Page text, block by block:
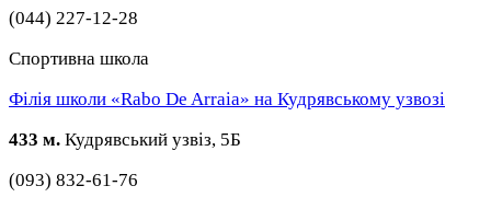
(044) 227-12-28
Спортивна школа
Філія школи «Rabo De Arraia» на Кудрявському узвозі
433 м. Кудрявський узвіз, 5Б
(093) 832-61-76